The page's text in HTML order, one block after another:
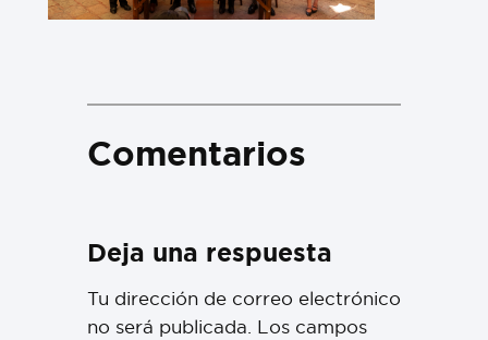
Comentarios
Deja una respuesta
Tu dirección de correo electrónico
no será publicada. Los campos